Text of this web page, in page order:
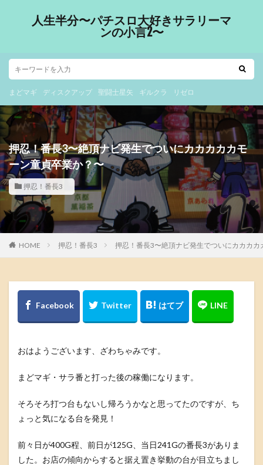
人生半分〜パチスロ大好きサラリーマ
ンの小言2〜
まどマギ ディスクアップ 聖闘士星矢 ギルクラ リゼロ
押忍！番長3〜絶頂ナビ発生でついにカカカカカモ
ーン童貞卒業か？〜
押忍！番長3
HOME 押忍！番長3 押忍！番長3〜絶頂ナビ発生でついにカカカ
おはようございます、ざわちゃみです。
まどマギ・サラ番と打った後の稼働になります。
そろそろ打つ台もないし帰ろうかなと思ってたのですが、ち
ょっと気になる台を発見！
前々日が400G程、前日が125G、当日241Gの番長3がありま
した。お店の傾向からすると据え置き挙動の台が目立ちまし